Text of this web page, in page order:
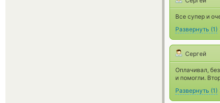
Все супер и
Развернуть (1)
Сергей
Оплачивал,
и помогли.
Развернуть (1)